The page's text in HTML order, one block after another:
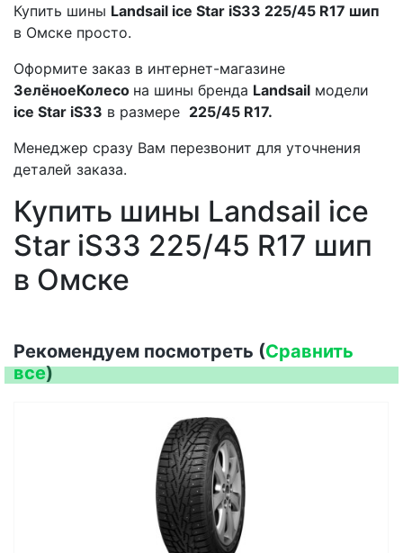
Купить шины Landsail ice Star iS33 225/45 R17 шип
в Омске просто.
Оформите заказ в интернет-магазине
ЗелёноеКолесо на шины бренда Landsail модели
ice Star iS33 в размере 225/45 R17.
Менеджер сразу Вам перезвонит для уточнения
деталей заказа.
Купить шины Landsail ice
Star iS33 225/45 R17 шип
в Омске
Рекомендуем посмотреть (Сравнить
все)